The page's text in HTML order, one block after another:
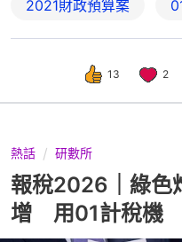
2021財政預算案
13 2
熱話 研數所
報稅2026｜綠色
增 用01計稅機